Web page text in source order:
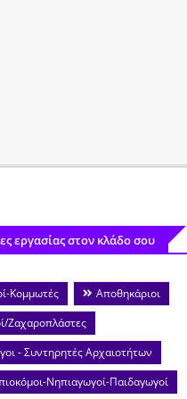
εργασίας στον κλάδο σου
Κομμωτές
Αποθηκάριοι
Ζαχαροπλάστες
- Συντηρητές Αρχαιοτήτων
Νηπιαγωγοί-Παιδαγωγοί